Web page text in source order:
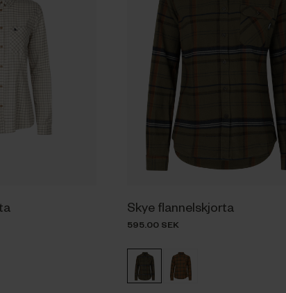
Skye flannelskjorta
595.00 SEK